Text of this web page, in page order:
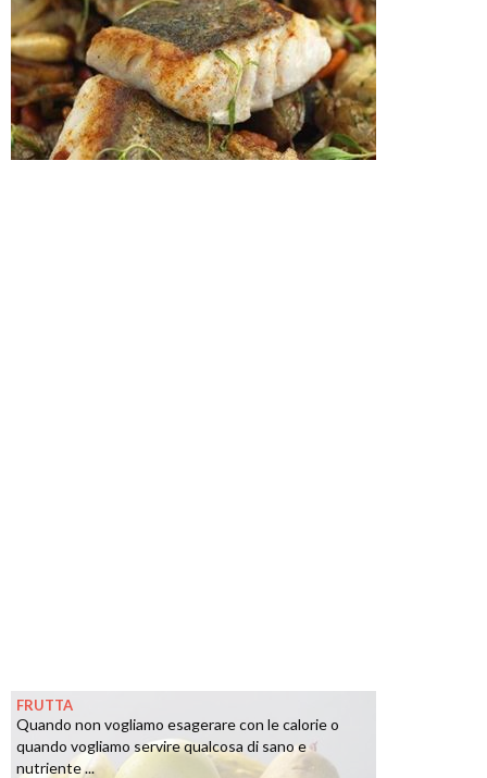
FRUTTA
Quando non vogliamo esagerare con le calorie o
quando vogliamo servire qualcosa di sano e
nutriente ...